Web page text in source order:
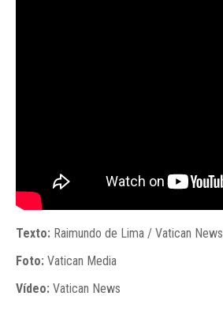
Texto: Raimundo de Lima / Vatican News
Foto: Vatican Media
Vídeo: Vatican News